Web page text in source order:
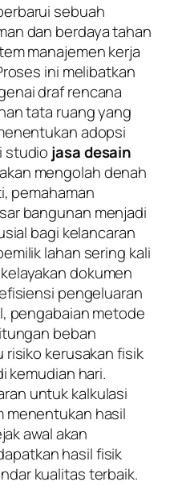
sebuah
dan berdaya tahan
manajemen kerja
ini melibatkan
draf rencana
tata ruang yang
adopsi
studio jasa desain
mengolah denah
pemahaman
bangunan menjadi
bagi kelancaran
lahan sering kali
dokumen
pengeluaran
pengabaian metode
beban
kerusakan fisik
kemudian hari.
untuk kalkulasi
menentukan hasil
awal akan
hasil fisik
kualitas terbaik.